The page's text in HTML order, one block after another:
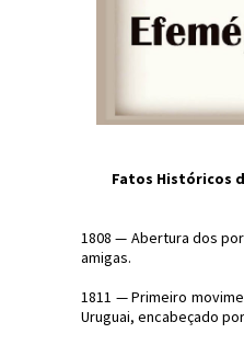
Fatos Históricos
1808 — Abertura dos
amigas.
1811 — Primeiro
Uruguai, encabeçado